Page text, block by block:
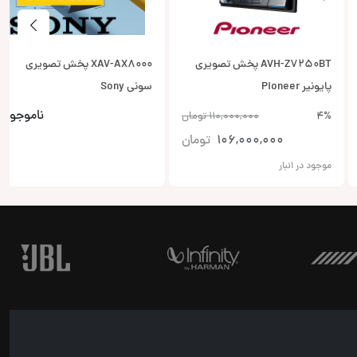
AVH-Z7250BT پخش تصویری
پایونیر Pioneer
4%
110,000,000تومان
106,000,000 تومان
موجود در انبار
XAV-AX8000 پخش تصویری
سونی Sony
ناموجود